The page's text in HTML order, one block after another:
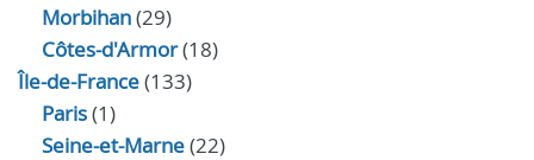
Morbihan(29)
Côtes-d'Armor(18)
Île-de-France(133)
Paris(1)
Seine-et-Marne(22)